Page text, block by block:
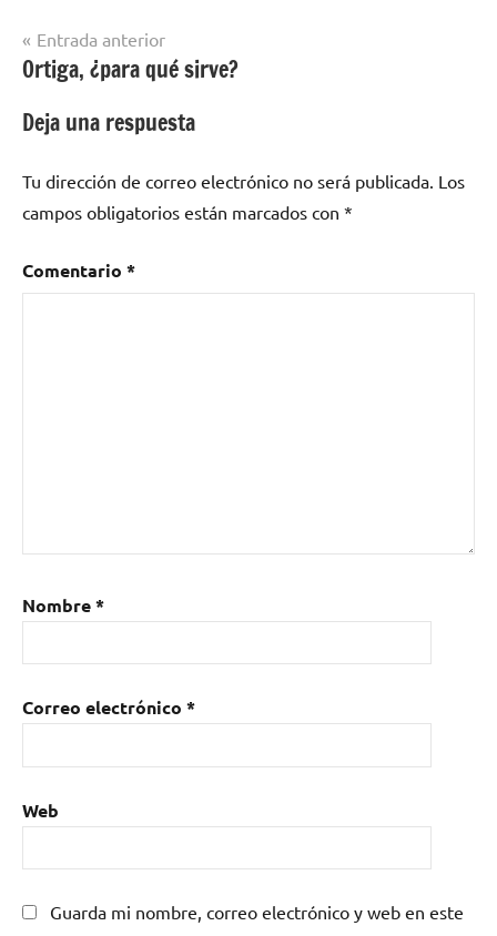
Navegación
de
entradas
Entrada anterior
Ortiga, ¿para qué sirve?
Deja una respuesta
Tu dirección de correo electrónico no será publicada. Los
campos obligatorios están marcados con *
Comentario *
Nombre*
Correo electrónico *
Web
Guarda mi nombre, correo electrónico y web en este